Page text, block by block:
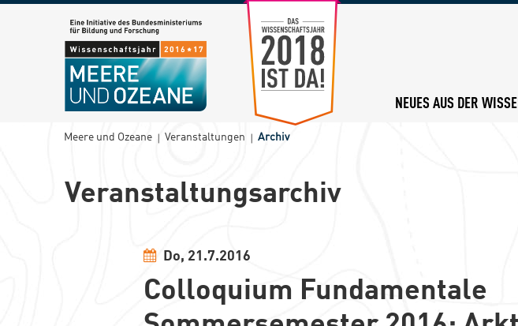
Zum Wissenschaftsjahr 2018
NEUES AUS DER
Sie sind hier:
Meere und Ozeane Veranstaltungen Archiv
Veranstaltungsarchiv
Do, 21.7.2016
Colloquium Fundamentale